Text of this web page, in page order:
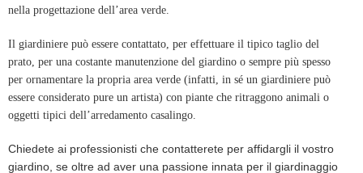
nella progettazione dell’area verde.
Il giardiniere può essere contattato, per effettuare il tipico taglio del
prato, per una costante manutenzione del giardino o sempre più spesso
per ornamentare la propria area verde (infatti, in sé un giardiniere può
essere considerato pure un artista) con piante che ritraggono animali o
oggetti tipici dell’arredamento casalingo.
Chiedete ai professionisti che contatterete per affidargli il vostro
giardino, se oltre ad aver una passione innata per il giardinaggio